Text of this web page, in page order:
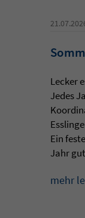
Lecker
Jedes
Ein
Jahr
mehr